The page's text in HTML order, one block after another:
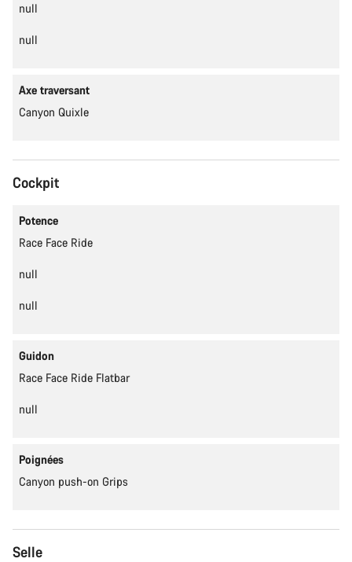
null
null
Axe traversant
Canyon Quixle
Cockpit
Potence
Race Face Ride
null
null
Guidon
Race Face Ride Flatbar
null
Poignées
Canyon push-on Grips
Selle